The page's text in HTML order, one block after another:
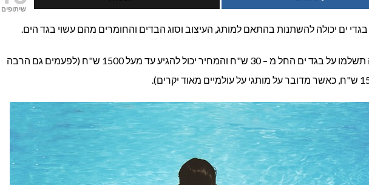
בגד
מעוצב?
שיתופים
ים יכולה להשתנות בהתאם למותג, העיצוב וסוג הבדים והחומרים מהם עשוי בגד הים.
בכל מקרה תשלמו על בגד ים החל מ – 30 ש"ח והמחיר יכול להגיע עד מעל 1500 ש"ח (לפעמים גם הרבה